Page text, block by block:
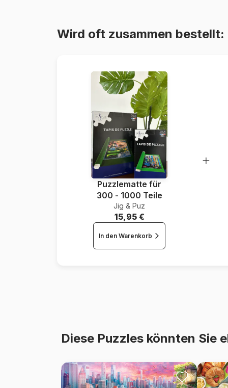
Wird oft zusammen bestellt:
Puzzlematte für
300 - 1000 Teile
Jig & Puz
15,95 €
In den Warenkorb
Diese Puzzles könnten Sie